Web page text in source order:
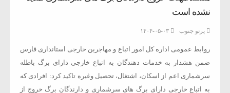
نشده است
پرتو جنوب ۱۴۰۴-۰۵-۰۳
روابط عمومی اداره کل امور اتباع و مهاجرین خارجی استانداری فارس
ضمن هشدار به خدمات دهندگان به اتباع خارجی دارای برگ باطله
سرشماری اعم از اسکان، اشتغال، تحصیل وغیره تاکید کرد: افرادی که
به اتباع خارجی دارای برگ های سرشماری و دارندگان برگ خروج از